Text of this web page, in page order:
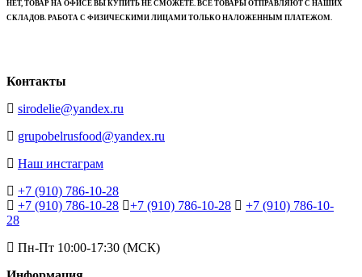
НЕТ, ТОВАР НА ОФИСЕ ВЫ КУПИТЬ НЕ СМОЖЕТЕ. ВСЕ ТОВАРЫ ОТПРАВЛЯЮТ С НАШИХ
СКЛАДОВ. РАБОТА С ФИЗИЧЕСКИМИ ЛИЦАМИ ТОЛЬКО НАЛОЖЕННЫМ ПЛАТЕЖОМ.
Контакты
sirodelie@yandex.ru
grupobelrusfood@yandex.ru
Наш инстаграм
+7 (910) 786-10-28
+7 (910) 786-10-28
+7 (910) 786-10-28
+7 (910) 786-10-
28
Пн-Пт 10:00-17:30 (МСК)